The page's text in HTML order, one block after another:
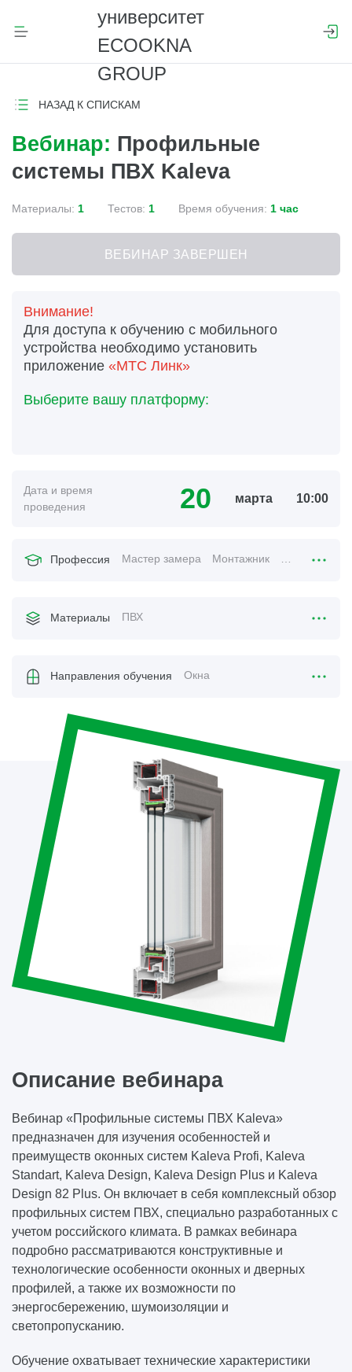
НАЗАД К СПИСКАМ
Вебинар: Профильные
системы ПВХ Kaleva
Материалы: 1 Тестов: 1 Время обучения: 1 час
ВЕБИНАР ЗАВЕРШЕН
Внимание!
Для доступа к обучению с мобильного
устройства необходимо установить
приложение «МТС Линк»
Выберите вашу платформу:
Дата и время
проведения
20 марта 10:00
Профессия Мастер замера Монтажник Менеджер
Материалы ПВХ
Направления обучения Окна
Описание вебинара
Вебинар «Профильные системы ПВХ Kaleva»
предназначен для изучения особенностей и
преимуществ оконных систем Kaleva Profi, Kaleva
Standart, Kaleva Design, Kaleva Design Plus и Kaleva
Design 82 Plus. Он включает в себя комплексный обзор
профильных систем ПВХ, специально разработанных с
учетом российского климата. В рамках вебинара
подробно рассматриваются конструктивные и
технологические особенности оконных и дверных
профилей, а также их возможности по
энергосбережению, шумоизоляции и
светопропусканию.
Обучение охватывает технические характеристики